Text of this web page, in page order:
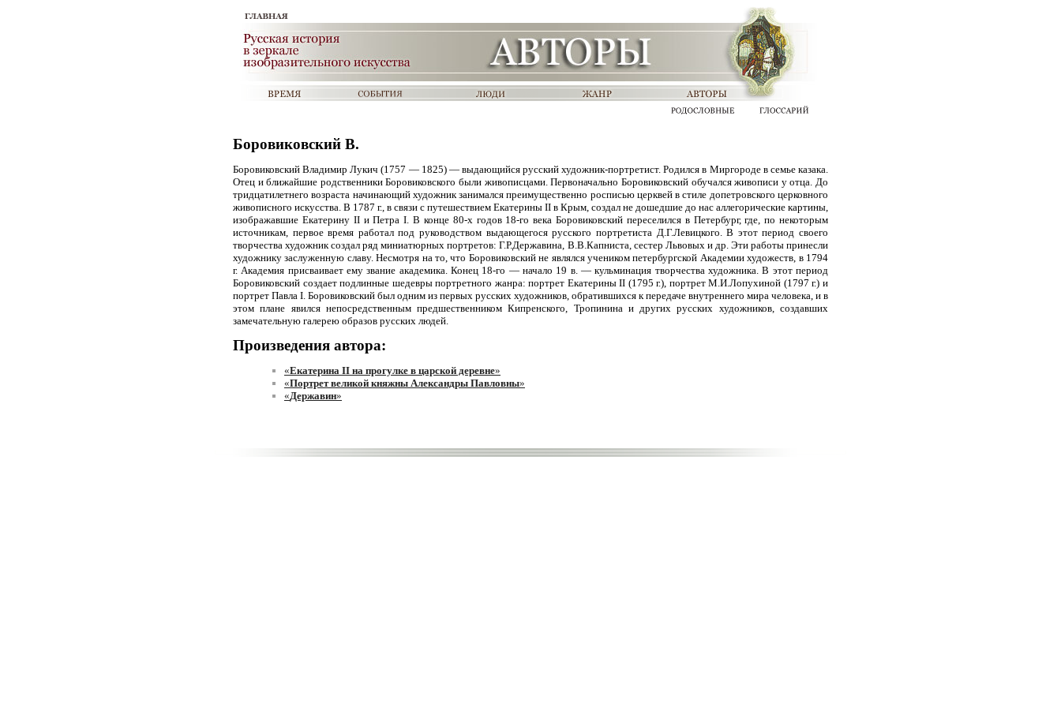
Боровиковский В.
Боровиковский Владимир Лукич (1757 — 1825) — выдающийся русский художник-портретист. Родился в Миргороде в семье казака.
Отец и ближайшие родственники Боровиковского были живописцами. Первоначально Боровиковский обучался живописи у отца. До
тридцатилетнего возраста начинающий художник занимался преимущественно росписью церквей в стиле допетровского церковного
живописного искусства. В 1787 г., в связи с путешествием Екатерины II в Крым, создал не дошедшие до нас аллегорические картины,
изображавшие Екатерину II и Петра I. В конце 80-х годов 18-го века Боровиковский переселился в Петербург, где, по некоторым
источникам, первое время работал под руководством выдающегося русского портретиста Д.Г.Левицкого. В этот период своего
творчества художник создал ряд миниатюрных портретов: Г.Р.Державина, В.В.Капниста, сестер Львовых и др. Эти работы принесли
художнику заслуженную славу. Несмотря на то, что Боровиковский не являлся учеником петербургской Академии художеств, в 1794
г. Академия присваивает ему звание академика. Конец 18-го — начало 19 в. — кульминация творчества художника. В этот период
Боровиковский создает подлинные шедевры портретного жанра: портрет Екатерины II (1795 г.), портрет М.И.Лопухиной (1797 г.) и
портрет Павла I. Боровиковский был одним из первых русских художников, обратившихся к передаче внутреннего мира человека, и в
этом плане явился непосредственным предшественником Кипренского, Тропинина и других русских художников, создавших
замечательную галерею образов русских людей.
Произведения автора:
«Екатерина II на прогулке в царской деревне»
«Портрет великой княжны Александры Павловны»
«Державин»